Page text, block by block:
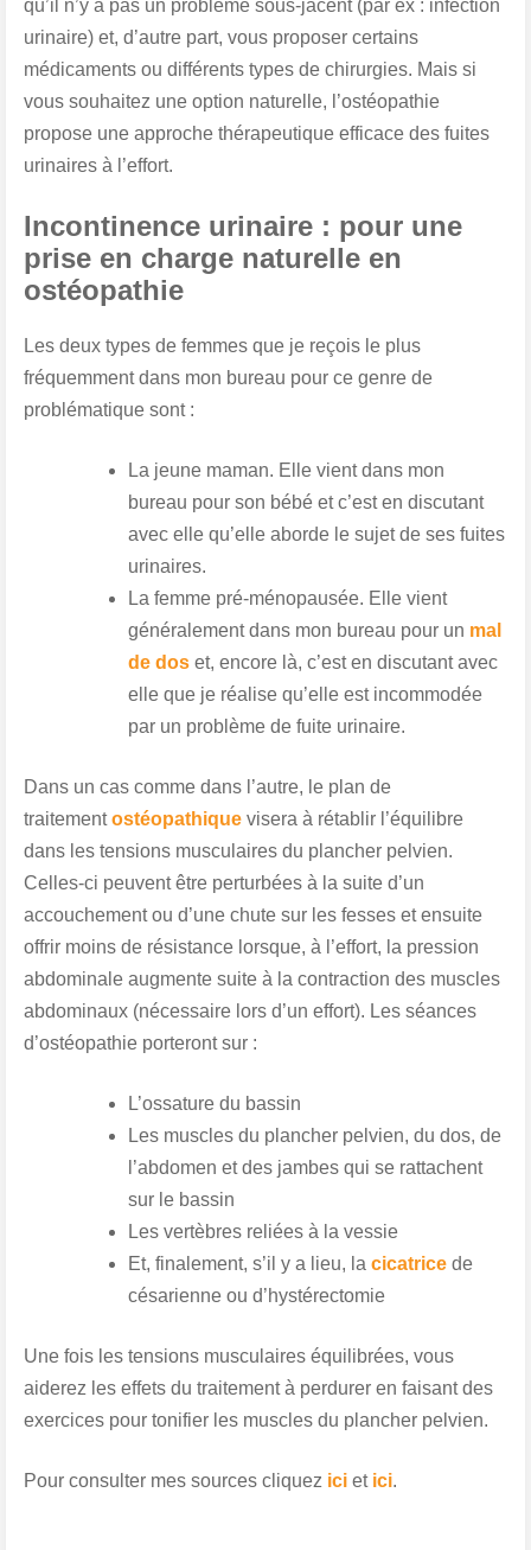
qu’il n’y a pas un problème sous-jacent (par ex : infection
urinaire) et, d’autre part, vous proposer certains
médicaments ou différents types de chirurgies. Mais si
vous souhaitez une option naturelle, l’ostéopathie
propose une approche thérapeutique efficace des fuites
urinaires à l’effort.
Incontinence urinaire : pour une
prise en charge naturelle en
ostéopathie
Les deux types de femmes que je reçois le plus
fréquemment dans mon bureau pour ce genre de
problématique sont :
La jeune maman. Elle vient dans mon
bureau pour son bébé et c’est en discutant
avec elle qu’elle aborde le sujet de ses fuites
urinaires.
La femme pré-ménopausée. Elle vient
généralement dans mon bureau pour un mal
de dos et, encore là, c’est en discutant avec
elle que je réalise qu’elle est incommodée
par un problème de fuite urinaire.
Dans un cas comme dans l’autre, le plan de
traitementostéopathique visera à rétablir l’équilibre
dans les tensions musculaires du plancher pelvien.
Celles-ci peuvent être perturbées à la suite d’un
accouchement ou d’une chute sur les fesses et ensuite
offrir moins de résistance lorsque, à l’effort, la pression
abdominale augmente suite à la contraction des muscles
abdominaux (nécessaire lors d’un effort). Les séances
d’ostéopathie porteront sur :
L’ossature du bassin
Les muscles du plancher pelvien, du dos, de
l’abdomen et des jambes qui se rattachent
sur le bassin
Les vertèbres reliées à la vessie
Et, finalement, s’il y a lieu, la cicatrice de
césarienne ou d’hystérectomie
Une fois les tensions musculaires équilibrées, vous
aiderez les effets du traitement à perdurer en faisant des
exercices pour tonifier les muscles du plancher pelvien.
Pour consulter mes sources cliquez ici et ici.